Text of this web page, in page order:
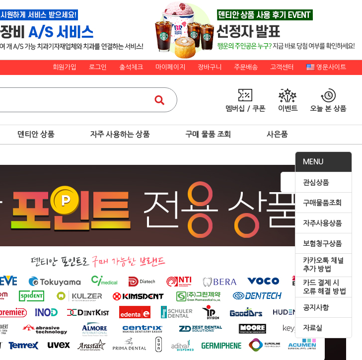
회원가입 로그인 출석체크 마이페이지 장바구니 주문배송 고객센터 영문사이트
멤버십 / 쿠폰 이벤트 오늘 본 상품
덴티안 상품 자주 사용하는 상품 구매 물품 조회 사은품
MENU
관심상품
구매물품조회
자주사용상품
보험청구상품
카카오톡 채널
추가 방법
카드 결제 시
오류 해결 방법
공지사항
자료실